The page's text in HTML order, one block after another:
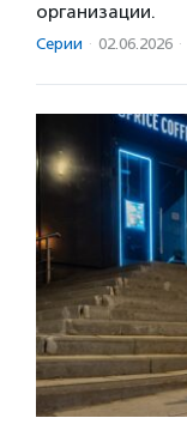
организации.
Серии · 02.06.2026 ·